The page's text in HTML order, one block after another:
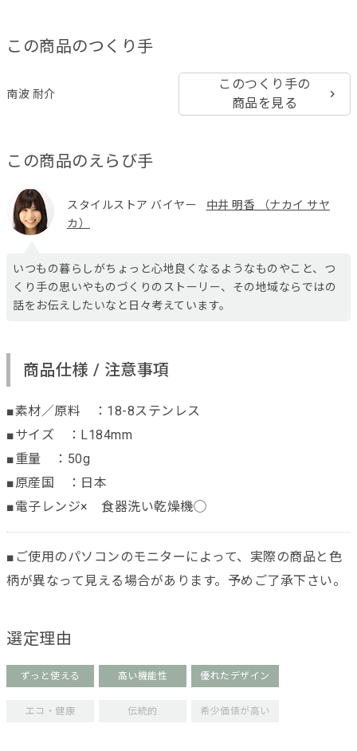
この商品のつくり手
南波 耐介
このつくり手の
商品を見る
この商品のえらび手
スタイルストア バイヤー
中井 明香 （ナカイ サヤ
カ）
いつもの暮らしがちょっと心地良くなるようなものやこと、つ
くり手の思いやものづくりのストーリー、その地域ならではの
話をお伝えしたいなと日々考えています。
商品仕様 / 注意事項
■素材／原料 ：18-8ステンレス
■サイズ ：L184mm
■重量 ：50g
■原産国 ：日本
■電子レンジ× 食器洗い乾燥機◯
■ご使用のパソコンのモニターによって、実際の商品と色
柄が異なって見える場合があります。予めご了承下さい。
選定理由
ずっと使える 高い機能性 優れたデザイン
エコ・健康 伝統的 希少価値が高い